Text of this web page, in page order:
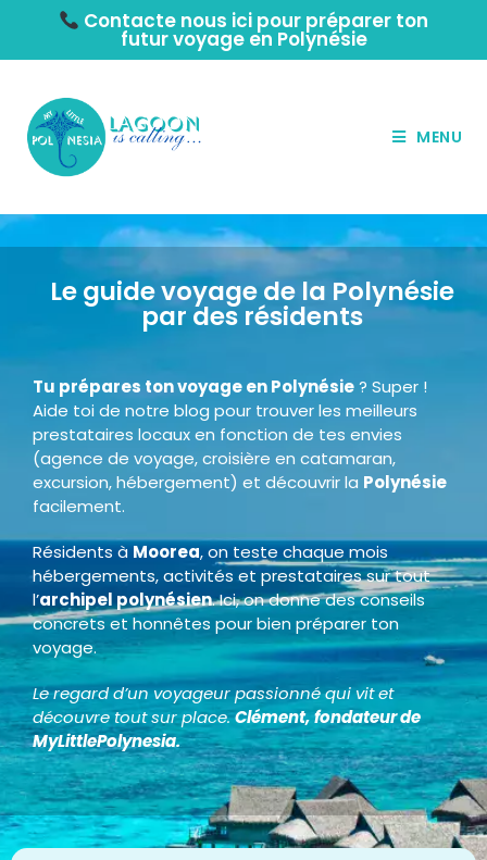
Contacte nous ici pour préparer ton
futur voyage en Polynésie
MENU
Le guide voyage de la Polynésie
par des résidents
Tu prépares ton voyage en Polynésie? Super !
Aide toi de notre blog pour trouver les meilleurs
prestataires locaux en fonction de tes envies
(agence de voyage, croisière en catamaran,
excursion, hébergement) et découvrir la Polynésie
facilement.
Résidents àMoorea, on teste chaque mois
hébergements, activités et prestataires sur tout
l’archipel polynésien. Ici, on donne des conseils
concrets et honnêtes pour bien préparer ton
voyage.
Le regard d’un voyageur passionné qui vit et
découvre tout sur place.Clément,fondateur de
MyLittlePolynesia.